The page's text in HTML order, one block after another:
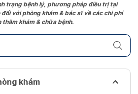
trạng bệnh lý, phương pháp điều trị tại
với phòng khám & bác sĩ về các chi phí
khám & chữa bệnh.
khám